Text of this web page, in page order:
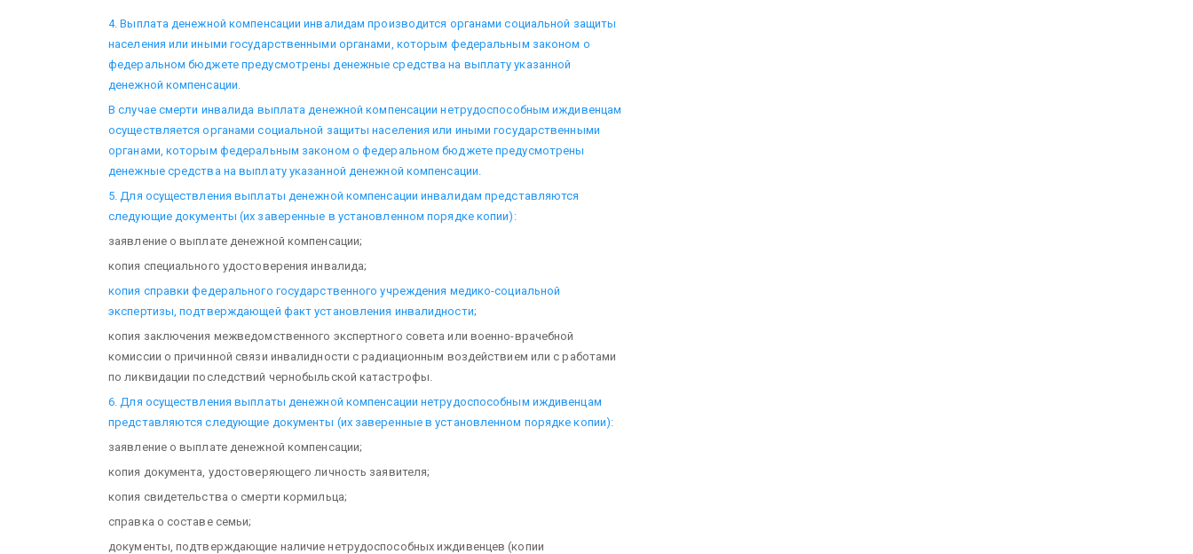
4. Выплата денежной компенсации инвалидам производится органами социальной защиты
населения или иными государственными органами, которым федеральным законом о
федеральном бюджете предусмотрены денежные средства на выплату указанной
денежной компенсации.
В случае смерти инвалида выплата денежной компенсации нетрудоспособным иждивенцам
осуществляется органами социальной защиты населения или иными государственными
органами, которым федеральным законом о федеральном бюджете предусмотрены
денежные средства на выплату указанной денежной компенсации.
5. Для осуществления выплаты денежной компенсации инвалидам представляются
следующие документы (их заверенные в установленном порядке копии):
заявление о выплате денежной компенсации;
копия специального удостоверения инвалида;
копия справки федерального государственного учреждения медико-социальной
экспертизы, подтверждающей факт установления инвалидности;
копия заключения межведомственного экспертного совета или военно-врачебной
комиссии о причинной связи инвалидности с радиационным воздействием или с работами
по ликвидации последствий чернобыльской катастрофы.
6. Для осуществления выплаты денежной компенсации нетрудоспособным иждивенцам
представляются следующие документы (их заверенные в установленном порядке копии):
заявление о выплате денежной компенсации;
копия документа, удостоверяющего личность заявителя;
копия свидетельства о смерти кормильца;
справка о составе семьи;
документы, подтверждающие наличие нетрудоспособных иждивенцев (копии